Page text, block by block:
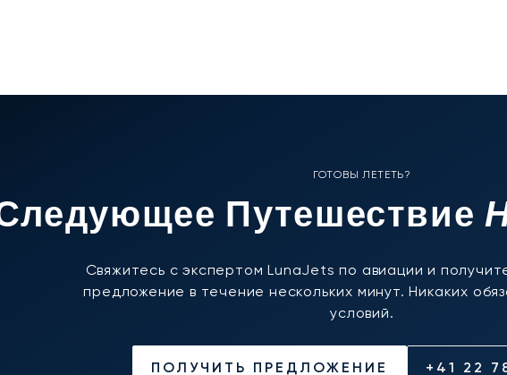
ГОТОВЫ ЛЕТЕТЬ?
Путешествие
Свяжитесь с экспертом LunaJets по авиации и
предложение в течение нескольких минут. Никаких
условий.
ПОЛУЧИТЬ ПРЕДЛОЖЕНИЕ +41 22